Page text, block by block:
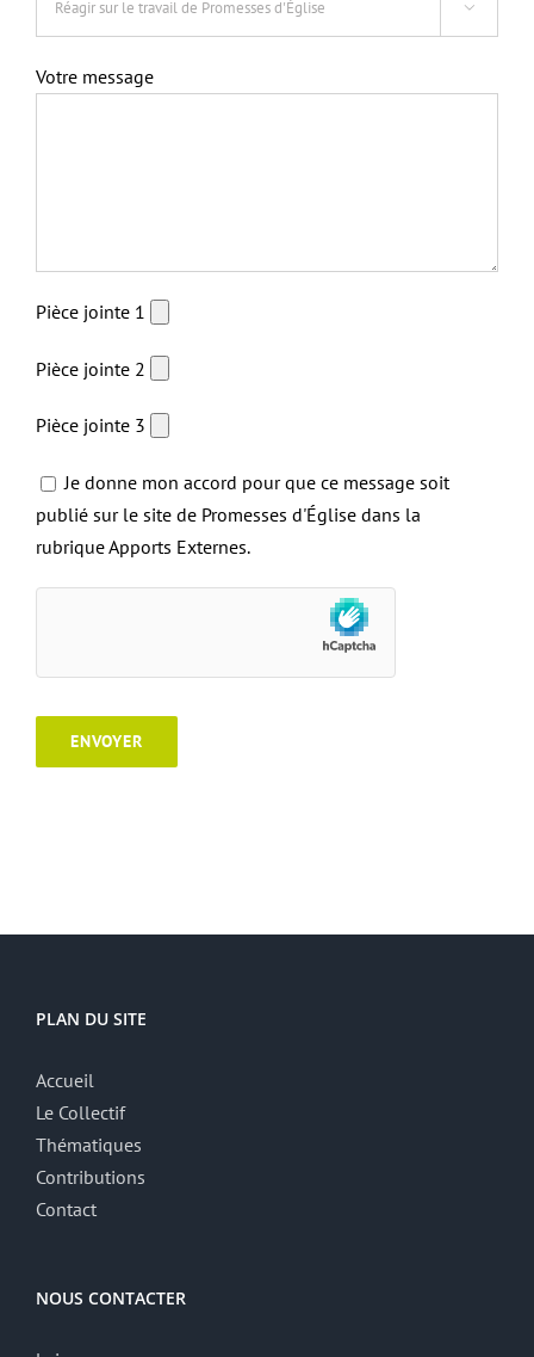

Votre message
Pièce jointe 1
Pièce jointe 2
Pièce jointe 3
Je donne mon accord pour que ce message soit
publié sur le site de Promesses d'Église dans la
rubrique Apports Externes.
PLAN DU SITE
Accueil
Le Collectif
Thématiques
Contributions
Contact
NOUS CONTACTER